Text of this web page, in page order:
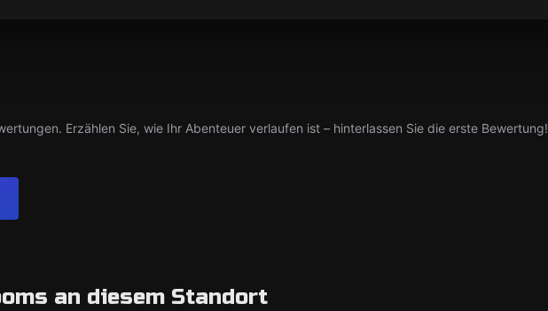
Erzählen Sie, wie Ihr Abenteuer verlaufen ist – hinterlassen Sie die erste Bewertung!
an diesem Standort